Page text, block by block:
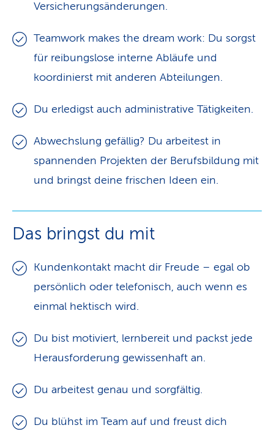
Versicherungsänderungen.
Teamwork makes the dream work: Du sorgst
für reibungslose interne Abläufe und
koordinierst mit anderen Abteilungen.
Du erledigst auch administrative Tätigkeiten.
Abwechslung gefällig? Du arbeitest in
spannenden Projekten der Berufsbildung mit
und bringst deine frischen Ideen ein.
Das bringst du mit
Kundenkontakt macht dir Freude – egal ob
persönlich oder telefonisch, auch wenn es
einmal hektisch wird.
Du bist motiviert, lernbereit und packst jede
Herausforderung gewissenhaft an.
Du arbeitest genau und sorgfältig.
Du blühst im Team auf und freust dich